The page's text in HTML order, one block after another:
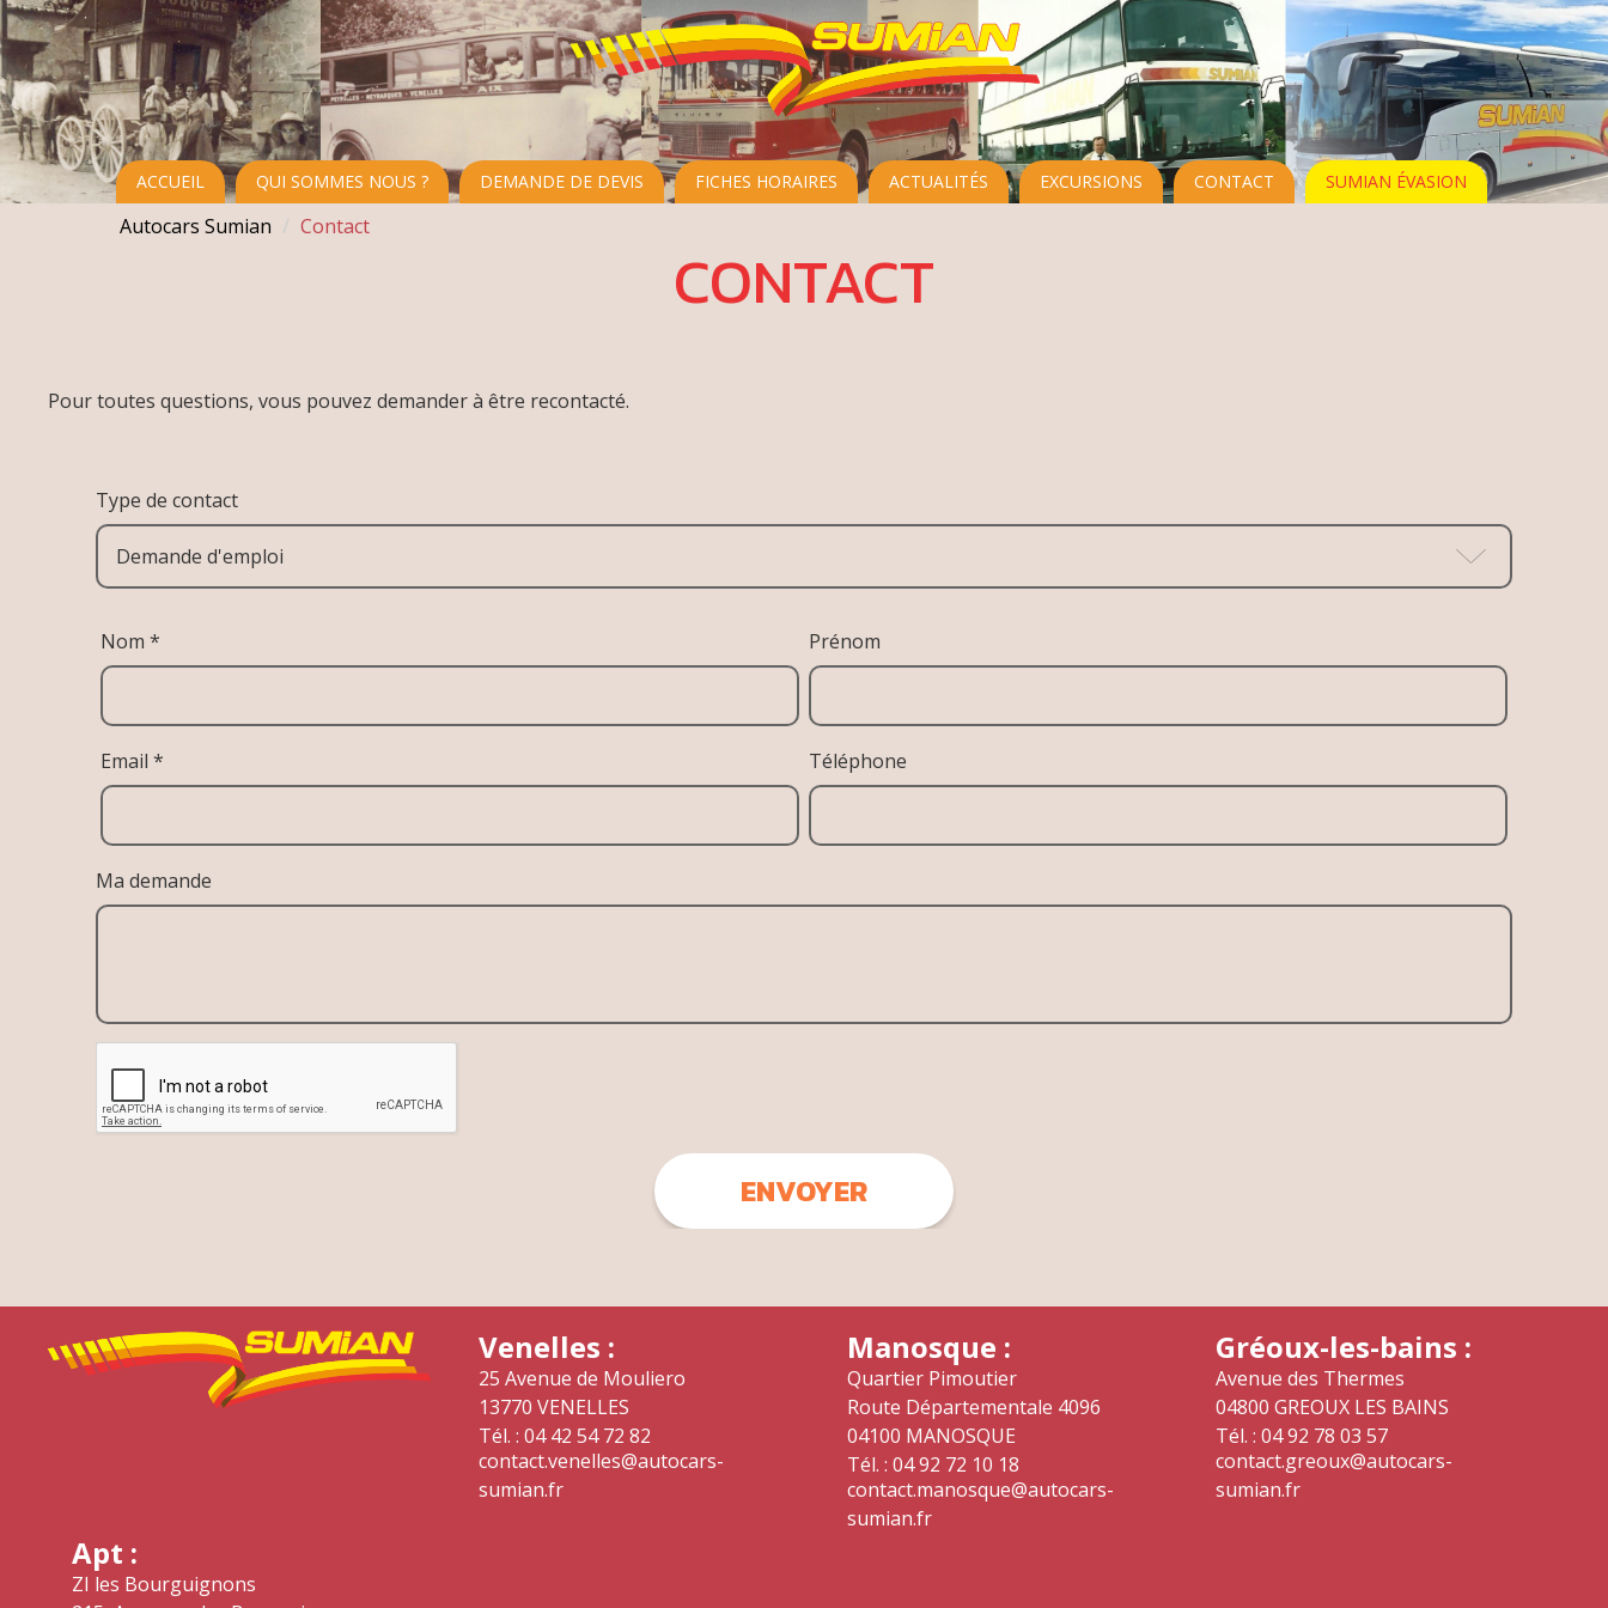
ACCUEIL QUI SOMMES NOUS ? DEMANDE DE DEVIS FICHES HORAIRES ACTUALITÉS EXCURSIONS CONTACT SUMIAN ÉVASION
Autocars Sumian Contact
CONTACT
Pour toutes questions, vous pouvez demander à être recontacté.
Type de contact
Demande d'emploi
Nom * Prénom
Email * Téléphone
Ma demande
Venelles :
25 Avenue de Mouliero
13770 VENELLES
Tél. : 04 42 54 72 82
contact.venelles@autocars-
sumian.fr
Manosque :
Quartier Pimoutier
Route Départementale 4096
04100 MANOSQUE
Tél. : 04 92 72 10 18
contact.manosque@autocars-
sumian.fr
Gréoux-les-bains :
Avenue des Thermes
04800 GREOUX LES BAINS
Tél. : 04 92 78 03 57
contact.greoux@autocars-
sumian.fr
Apt :
ZI les Bourguignons